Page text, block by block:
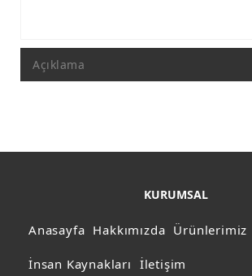
Açıklama
KURUMSAL
Anasayfa Hakkımızda Ürünlerimiz
İnsan Kaynakları İletişim